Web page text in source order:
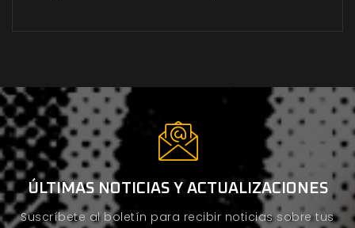
ÚLTIMAS NOTICIAS Y ACTUALIZACIONES
Suscríbete al boletín para recibir noticias sobre tus